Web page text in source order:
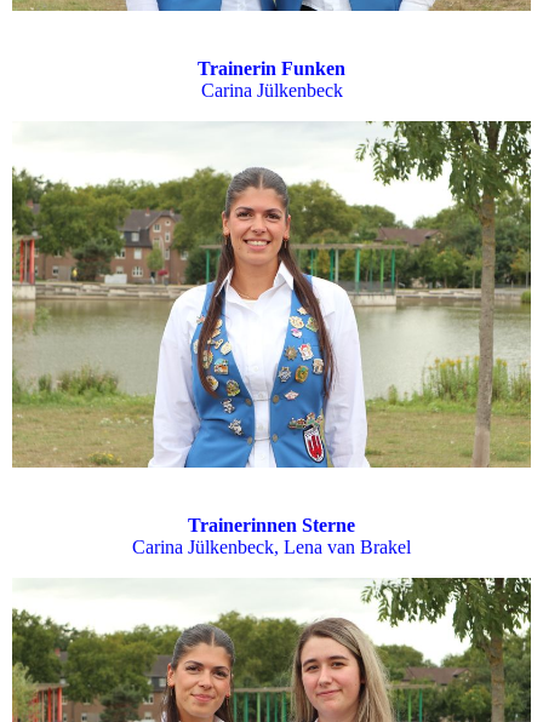
Trainerin Funken
Carina Jülkenbeck
Trainerinnen Sterne
Carina Jülkenbeck, Lena van Brakel